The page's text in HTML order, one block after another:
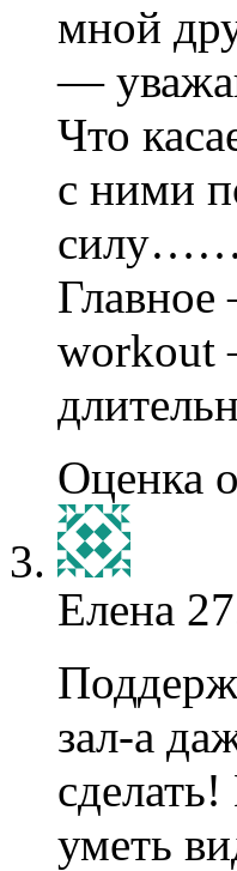
мной
—
Что
с ними
силу……
workout
Оценка
Елена
зал-а
уметь